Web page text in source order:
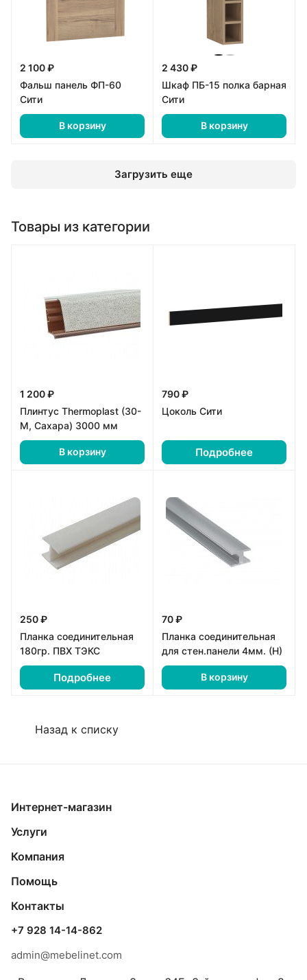
2 100 ₽
Фальш панель ФП-60
Сити
В корзину
2 430 ₽
Шкаф ПБ-15 полка барная
Сити
В корзину
Загрузить еще
Товары из категории
1 200 ₽
Плинтус Thermoplast (30-
М, Сахара) 3000 мм
В корзину
790 ₽
Цоколь Сити
Подробнее
250 ₽
Планка соединительная
180гр. ПВХ ТЭКС
Подробнее
70 ₽
Планка соединительная
для стен.панели 4мм. (H)
В корзину
Назад к списку
Интернет-магазин
Услуги
Компания
Помощь
Контакты
+7 928 14-14-862
admin@mebelinet.com